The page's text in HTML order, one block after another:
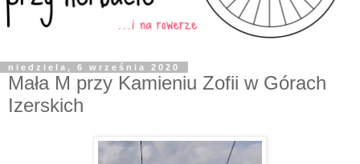
niedziela, 6 września 2020
Mała M przy Kamieniu Zofii w Górach
Izerskich